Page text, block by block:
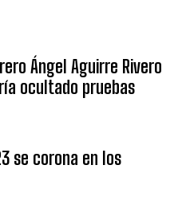
Ángel Aguirre Rivero
ocultado pruebas
se corona en los